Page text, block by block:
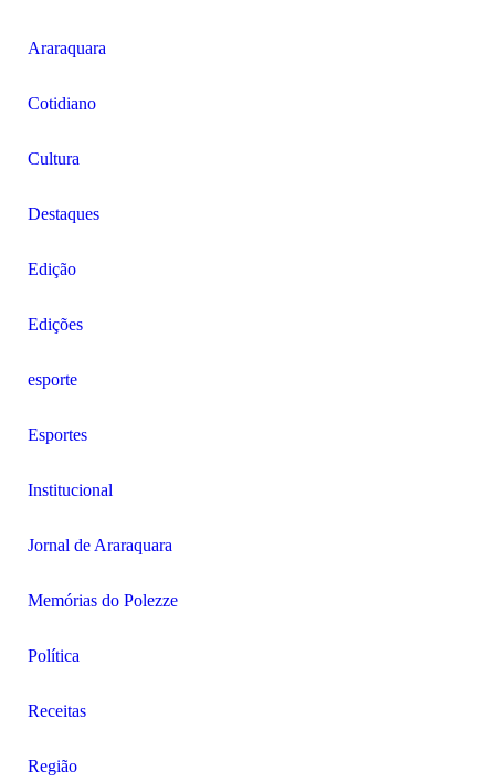
Araraquara
Cotidiano
Cultura
Destaques
Edição
Edições
esporte
Esportes
Institucional
Jornal de Araraquara
Memórias do Polezze
Política
Receitas
Região